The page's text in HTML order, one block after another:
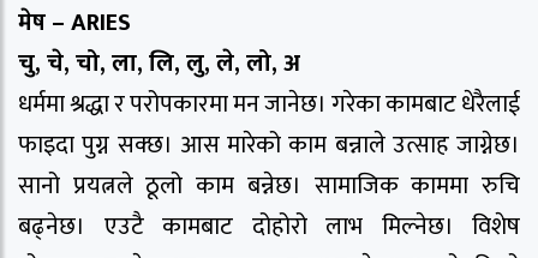
मेष – ARIES
चु, चे, चो, ला, लि, लु, ले, लो, अ
धर्ममा श्रद्धा र परोपकारमा मन जानेछ। गरेका कामबाट धेरैलाई
फाइदा पुग्न सक्छ। आस मारेको काम बन्नाले उत्साह जाग्नेछ।
सानो प्रयत्नले ठूलो काम बन्नेछ। सामाजिक काममा रुचि
बढ्नेछ। एउटै कामबाट दोहोरो लाभ मिल्नेछ। विशेष